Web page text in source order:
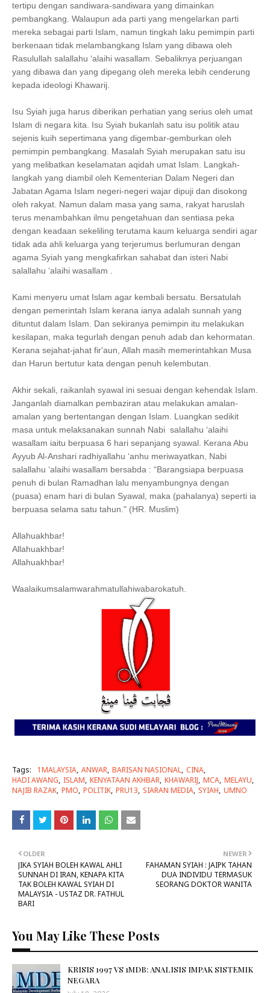
tertipu dengan sandiwara-sandiwara yang dimainkan
pembangkang. Walaupun ada parti yang mengelarkan parti
mereka sebagai parti Islam, namun tingkah laku pemimpin parti
berkenaan tidak melambangkang Islam yang dibawa oleh
Rasulullah salallahu ‘alaihi wasallam. Sebaliknya perjuangan
yang dibawa dan yang dipegang oleh mereka lebih cenderung
kepada ideologi Khawarij.
Isu Syiah juga harus diberikan perhatian yang serius oleh umat
Islam di negara kita. Isu Syiah bukanlah satu isu politik atau
sejenis kuih sepertimana yang digembar-gemburkan oleh
pemimpin pembangkang. Masalah Syiah merupakan satu isu
yang melibatkan keselamatan aqidah umat Islam. Langkah-
langkah yang diambil oleh Kementerian Dalam Negeri dan
Jabatan Agama Islam negeri-negeri wajar dipuji dan disokong
oleh rakyat. Namun dalam masa yang sama, rakyat haruslah
terus menambahkan ilmu pengetahuan dan sentiasa peka
dengan keadaan sekeliling terutama kaum keluarga sendiri agar
tidak ada ahli keluarga yang terjerumus berlumuran dengan
agama Syiah yang mengkafirkan sahabat dan isteri Nabi
salallahu ‘alaihi wasallam .
Kami menyeru umat Islam agar kembali bersatu. Bersatulah
dengan pemerintah Islam kerana ianya adalah sunnah yang
dituntut dalam Islam. Dan sekiranya pemimpin itu melakukan
kesilapan, maka tegurlah dengan penuh adab dan kehormatan.
Kerana sejahat-jahat fir'aun, Allah masih memerintahkan Musa
dan Harun bertutur kata dengan penuh kelembutan.
Akhir sekali, raikanlah syawal ini sesuai dengan kehendak Islam.
Janganlah diamalkan pembaziran atau melakukan amalan-
amalan yang bertentangan dengan Islam. Luangkan sedikit
masa untuk melaksanakan sunnah Nabi salallahu ‘alaihi
wasallam iaitu berpuasa 6 hari sepanjang syawal. Kerana Abu
Ayyub Al-Anshari radhiyallahu ‘anhu meriwayatkan, Nabi
salallahu ‘alaihi wasallam bersabda : “Barangsiapa berpuasa
penuh di bulan Ramadhan lalu menyambungnya dengan
(puasa) enam hari di bulan Syawal, maka (pahalanya) seperti ia
berpuasa selama satu tahun." (HR. Muslim)
Allahuakhbar!
Allahuakhbar!
Allahuakhbar!
Waalaikumsalamwarahmatullahiwabarokatuh.
Tags: 1MALAYSIA ANWAR BARISAN NASIONAL CINA
HADI AWANG ISLAM KENYATAAN AKHBAR KHAWARIJ MCA MELAYU
NAJIB RAZAK PMO POLITIK PRU13 SIARAN MEDIA SYIAH UMNO
NEWER
FAHAMAN SYIAH : JAIPK TAHAN
DUA INDIVIDU TERMASUK
SEORANG DOKTOR WANITA
OLDER
JIKA SYIAH BOLEH KAWAL AHLI
SUNNAH DI IRAN, KENAPA KITA
TAK BOLEH KAWAL SYIAH DI
MALAYSIA - USTAZ DR. FATHUL
BARI
You May Like These Posts
KRISIS 1997 VS 1MDB: ANALISIS IMPAK SISTEMIK
NEGARA